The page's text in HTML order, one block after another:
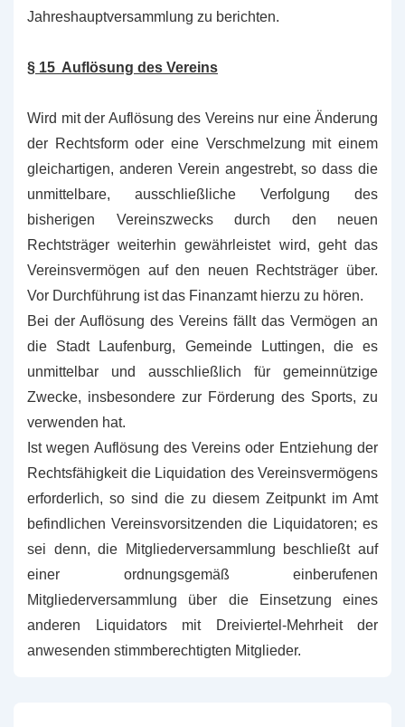
Jahreshauptversammlung zu berichten.
§ 15 Auflösung des Vereins
Wird mit der Auflösung des Vereins nur eine Änderung
der Rechtsform oder eine Verschmelzung mit einem
gleichartigen, anderen Verein angestrebt, so dass die
unmittelbare, ausschließliche Verfolgung des
bisherigen Vereinszwecks durch den neuen
Rechtsträger weiterhin gewährleistet wird, geht das
Vereinsvermögen auf den neuen Rechtsträger über.
Vor Durchführung ist das Finanzamt hierzu zu hören.
Bei der Auflösung des Vereins fällt das Vermögen an
die Stadt Laufenburg, Gemeinde Luttingen, die es
unmittelbar und ausschließlich für gemeinnützige
Zwecke, insbesondere zur Förderung des Sports, zu
verwenden hat.
Ist wegen Auflösung des Vereins oder Entziehung der
Rechtsfähigkeit die Liquidation des Vereinsvermögens
erforderlich, so sind die zu diesem Zeitpunkt im Amt
befindlichen Vereinsvorsitzenden die Liquidatoren; es
sei denn, die Mitgliederversammlung beschließt auf
einer ordnungsgemäß einberufenen
Mitgliederversammlung über die Einsetzung eines
anderen Liquidators mit Dreiviertel-Mehrheit der
anwesenden stimmberechtigten Mitglieder.